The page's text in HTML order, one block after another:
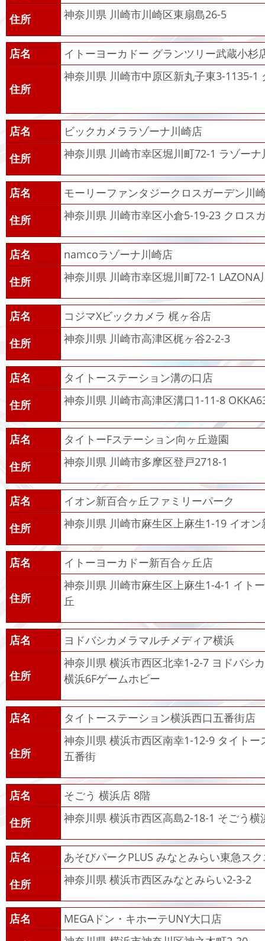
住所
神奈川県 川崎市川崎区東扇島26-5
店名 イトーヨーカドー グランツリー武蔵小杉
住所
神奈川県 川崎市中原区新丸子東3-1135-1
店名
ビックカメララゾーナ川崎店
住所
神奈川県 川崎市幸区堀川町72-1 ラゾーナ
店名
モーリーファンタジークロスガーデン川
住所
神奈川県 川崎市幸区小倉5-19-23 クロス
店名
namcoラゾーナ川崎店
住所
神奈川県 川崎市幸区堀川町72-1 LAZONA
店名
コジマXビックカメラ 梶ヶ谷店
住所
神奈川県 川崎市高津区梶ヶ谷2-2-3
店名
タイトーステーション溝の口店
住所
神奈川県 川崎市高津区溝口1-11-8
店名
タイトーFステーション向ヶ丘遊園
住所
神奈川県 川崎市多摩区登戸2718-1
店名
イオン新百合ヶ丘ファミリーパーク
住所
神奈川県 川崎市麻生区上麻生1-19 イオン
店名 イトーヨーカドー新百合ヶ丘店
住所
神奈川県 川崎市麻生区上麻生1-4-1 イト
丘
店名 ヨドバシカメラマルチメディア横浜
住所
神奈川県 横浜市西区北幸1-2-7 ヨドバシ
横浜6Fゲームホビー
店名 タイトーステーション横浜西口五番街店
住所
神奈川県 横浜市西区南幸1-12-9 タイト
五番街
店名
そごう 横浜店 8階
住所
神奈川県 横浜市西区高島2-18-1 そごう横
店名
あそびパークPLUS みなとみらい東急ス
住所
神奈川県 横浜市西区みなとみらい2-3-2
店名
MEGAドン・キホーテUNY大口店